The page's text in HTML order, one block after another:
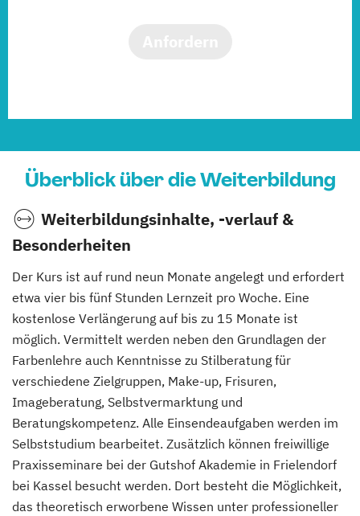
Überblick über die Weiterbildung
Weiterbildungsinhalte, -verlauf &
Besonderheiten
Der Kurs ist auf rund neun Monate angelegt und erfordert
etwa vier bis fünf Stunden Lernzeit pro Woche. Eine
kostenlose Verlängerung auf bis zu 15 Monate ist
möglich. Vermittelt werden neben den Grundlagen der
Farbenlehre auch Kenntnisse zu Stilberatung für
verschiedene Zielgruppen, Make-up, Frisuren,
Imageberatung, Selbstvermarktung und
Beratungskompetenz. Alle Einsendeaufgaben werden im
Selbststudium bearbeitet. Zusätzlich können freiwillige
Praxisseminare bei der Gutshof Akademie in Frielendorf
bei Kassel besucht werden. Dort besteht die Möglichkeit,
das theoretisch erworbene Wissen unter professioneller